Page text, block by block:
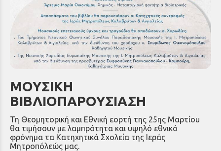
ΜΟΥΣΙΚΗ
ΒΙΒΛΙΟΠΑΡΟΥΣΙΑΣΗ
Τη Θεομητορική και Εθνική εορτή της 25ης Μαρτίου
θα τιμήσουν με λαμπρότητα και υψηλό εθνικό
φρόνημα τα Κατηχητικά Σχολεία της Ιεράς
Μητροπόλεώς μας.